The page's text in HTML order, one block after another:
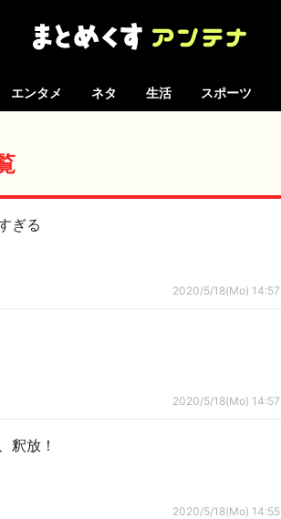
エンタメ ネタ 生活 スポーツ
ぎる
2020/5/18(Mo) 14:57
2020/5/18(Mo) 14:57
釈放！
2020/5/18(Mo) 14:55